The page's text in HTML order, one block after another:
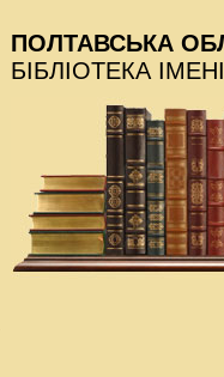
ПОЛТАВСЬКА
БІБЛІОТЕКА